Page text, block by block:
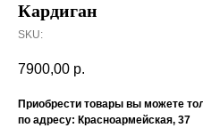
Кардиган
SKU:
7900,00 р.
Приобрести товары вы можете
по адресу: Красноармейская, 37